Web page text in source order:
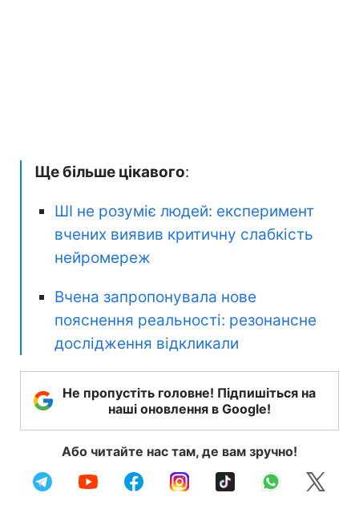
Ще більше цікавого:
ШІ не розуміє людей: експеримент
вчених виявив критичну слабкість
нейромереж
Вчена запропонувала нове
пояснення реальності: резонансне
дослідження відкликали
Не пропустіть головне! Підпишіться на
наші оновлення в Google!
Або читайте нас там, де вам зручно!